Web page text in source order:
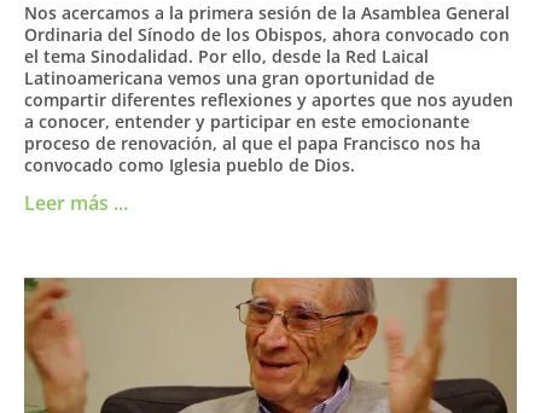
Nos acercamos a la primera sesión de la Asamblea General
Ordinaria del Sínodo de los Obispos, ahora convocado con
el tema Sinodalidad. Por ello, desde la Red Laical
Latinoamericana vemos una gran oportunidad de
compartir diferentes reflexiones y aportes que nos ayuden
a conocer, entender y participar en este emocionante
proceso de renovación, al que el papa Francisco nos ha
convocado como Iglesia pueblo de Dios.
Leer más ...